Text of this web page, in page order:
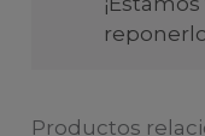
Productos